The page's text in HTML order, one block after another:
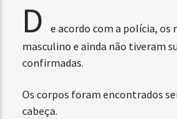
D
e acordo com a polícia, os
masculino e ainda não tiveram
confirmadas.
Os corpos foram encontrados
cabeça.